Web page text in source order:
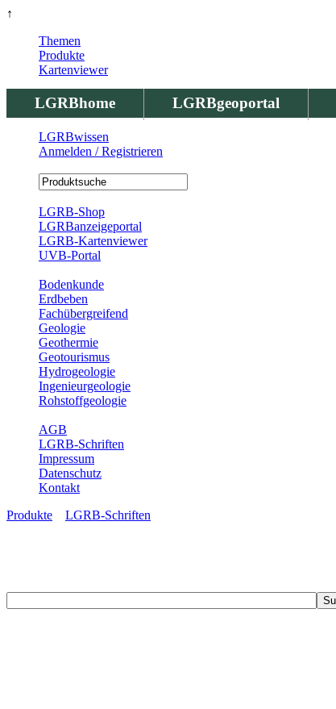
↑
LGRBhome LGRBgeoportal
Themen
Produkte
Kartenviewer
LGRBwissen
Anmelden / Registrieren
LGRB-Shop
LGRBanzeigeportal
LGRB-Kartenviewer
UVB-Portal
Bodenkunde
Erdbeben
Fachübergreifend
Geologie
Geothermie
Geotourismus
Hydrogeologie
Ingenieurgeologie
Rohstoffgeologie
AGB
LGRB-Schriften
Impressum
Datenschutz
Kontakt
Produkte
LGRB-Schriften